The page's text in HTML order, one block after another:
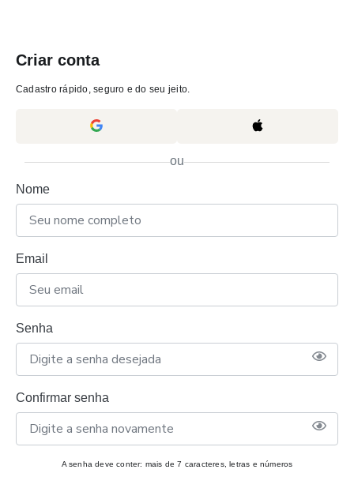
Criar conta
Cadastro rápido, seguro e do seu jeito.
ou
Nome
Email
Senha
Confirmar senha
A senha deve conter: mais de 7 caracteres, letras e números